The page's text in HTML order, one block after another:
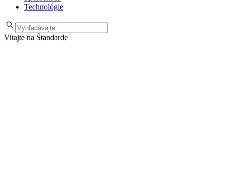
Technológie
Vitajte na Štandarde